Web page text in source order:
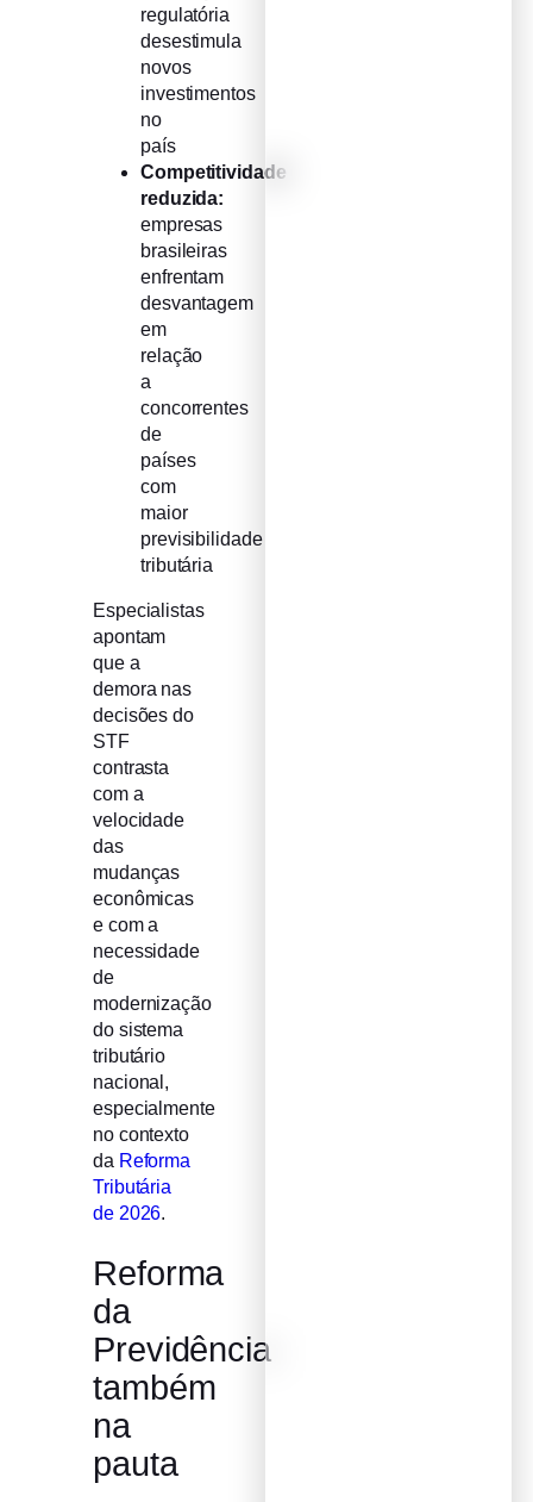
regulatória
desestimula
novos
investimentos
no
país
Competitividade
reduzida:
empresas
brasileiras
enfrentam
desvantagem
em
relação
a
concorrentes
de
países
com
maior
previsibilidade
tributária
Especialistas
apontam
que a
demora nas
decisões do
STF
contrasta
com a
velocidade
das
mudanças
econômicas
e com a
necessidade
de
modernização
do sistema
tributário
nacional,
especialmente
no contexto
da Reforma
Tributária
de 2026.
Reforma
da
Previdência
também
na
pauta